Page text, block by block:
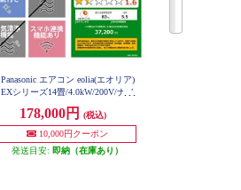
Panasonic エアコン eolia(エオリア)
EXシリーズ14畳/4.0kW/200V/ナノ
付奥行コンパクト/W/2026年度 CS-
EX406D2-ESET
178,000円
(税込)
10,000円クーポン
発送目安: 即納（在庫あり）